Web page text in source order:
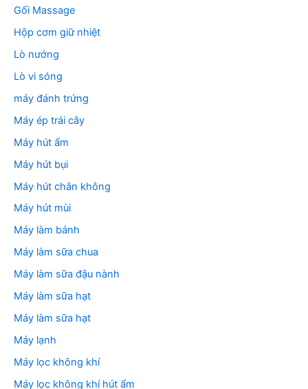
Gối Massage
Hộp cơm giữ nhiệt
Lò nướng
Lò vi sóng
máy đánh trứng
Máy ép trái cây
Máy hút ẩm
Máy hút bụi
Máy hút chân không
Máy hút mùi
Máy làm bánh
Máy làm sữa chua
Máy làm sữa đậu nành
Máy làm sữa hạt
Máy làm sữa hạt
Máy lạnh
Máy lọc không khí
Máy lọc không khí hút ẩm